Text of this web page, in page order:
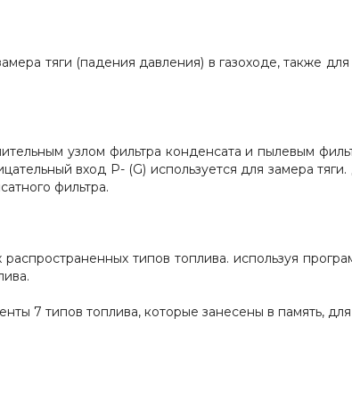
тяги (падения давления) в газоходе, также
узлом фильтра конденсата и пылевым
вход Р- (G) используется для замера
фильтра.
типов топлива. используя
7 типов топлива, которые занесены в память,